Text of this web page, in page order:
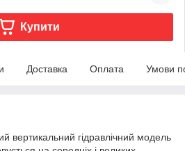
Купити
Доставка Оплата Умови
вертикальний гідравлічний модель